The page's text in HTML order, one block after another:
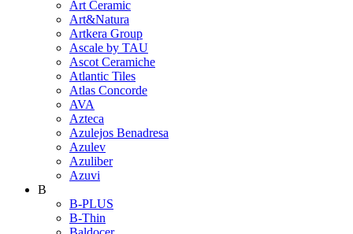
Art Ceramic
Art&Natura
Artkera Group
Ascale by TAU
Ascot Ceramiche
Atlantic Tiles
Atlas Concorde
AVA
Azteca
Azulejos Benadresa
Azulev
Azuliber
Azuvi
B
B-PLUS
B-Thin